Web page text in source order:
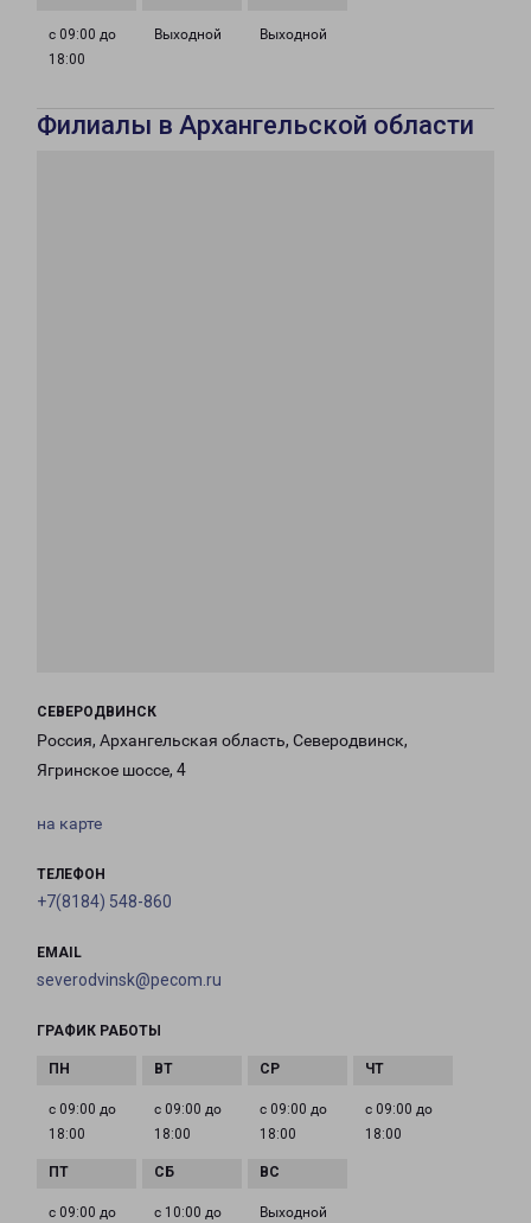
с 09:00 до
18:00
Выходной Выходной
Филиалы в Архангельской области
СЕВЕРОДВИНСК
Россия, Архангельская область, Северодвинск,
Ягринское шоссе, 4
на карте
ТЕЛЕФОН
+7(8184) 548-860
EMAIL
severodvinsk@pecom.ru
ГРАФИК РАБОТЫ
с 09:00 до
18:00
с 09:00 до
18:00
с 09:00 до
18:00
с 09:00 до
18:00
с 09:00 до
с 10:00 до
Выходной